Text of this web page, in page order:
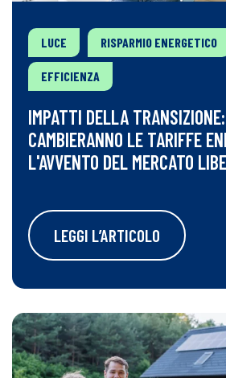
LUCE RISPARMIO ENERGETICO
EFFICIENZA
IMPATTI DELLA
CAMBIERANNO LE TARIFFE
L'AVVENTO DEL MERCATO
LEGGI L’ARTICOLO